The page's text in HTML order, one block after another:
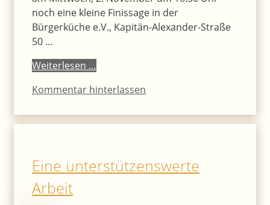
noch eine kleine Finissage in der
Bürgerküche e.V., Kapitän-Alexander-Straße
50 …
Weiterlesen …
Kommentar hinterlassen
Eine unterstützenswerte
Arbeit